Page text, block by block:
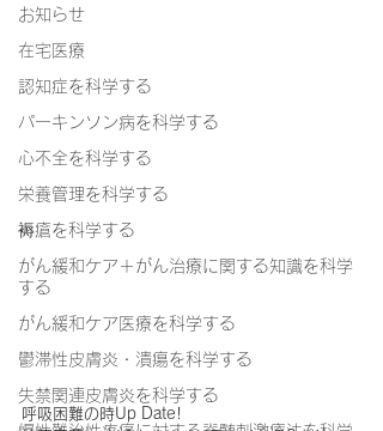
お知らせ
在宅医療
認知症を科学する
パーキンソン病を科学する
心不全を科学する
栄養管理を科学する
褥瘡を科学する
がん緩和ケア＋がん治療に関する知識を科学
する
がん緩和ケア医療を科学する
鬱滞性皮膚炎・潰瘍を科学する
失禁関連皮膚炎を科学する
呼吸困難の時Up Date!